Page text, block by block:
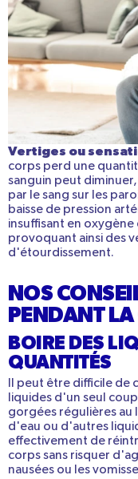
Vertiges ou
corps perd une
sanguin peut
par le sang sur les
baisse de pression
insuffisant en
provoquant ainsi des
d'étourdissement.
NOS
PENDANT
BOIRE DES
QUANTITÉS
Il peut être difficile
liquides d'un seul
gorgées régulières au
d'eau ou d'autres
effectivement de
corps sans risquer
nausées ou les